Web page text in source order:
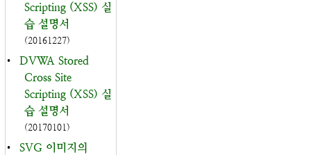
Scripting (XSS) 실
습 설명서
(20161227)
•
DVWA Stored
Cross Site
Scripting (XSS) 실
습 설명서
(20170101)
•
SVG 이미지의